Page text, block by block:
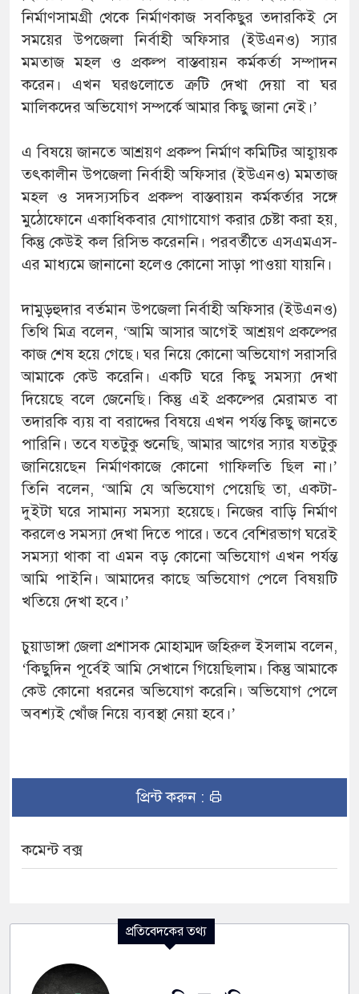
নির্মাণসামগ্রী থেকে নির্মাণকাজ সবকিছুর তদারকিই সে
সময়ের উপজেলা নির্বাহী অফিসার (ইউএনও) স্যার
মমতাজ মহল ও প্রকল্প বাস্তবায়ন কর্মকর্তা সম্পাদন
করেন। এখন ঘরগুলোতে ত্রুটি দেখা দেয়া বা ঘর
মালিকদের অভিযোগ সম্পর্কে আমার কিছু জানা নেই।’
এ বিষয়ে জানতে আশ্রয়ণ প্রকল্প নির্মাণ কমিটির আহ্বায়ক
তৎকালীন উপজেলা নির্বাহী অফিসার (ইউএনও) মমতাজ
মহল ও সদস্যসচিব প্রকল্প বাস্তবায়ন কর্মকর্তার সঙ্গে
মুঠোফোনে একাধিকবার যোগাযোগ করার চেষ্টা করা হয়,
কিন্তু কেউই কল রিসিভ করেননি। পরবর্তীতে এসএমএস-
এর মাধ্যমে জানানো হলেও কোনো সাড়া পাওয়া যায়নি।
দামুড়হুদার বর্তমান উপজেলা নির্বাহী অফিসার (ইউএনও)
তিথি মিত্র বলেন, ‘আমি আসার আগেই আশ্রয়ণ প্রকল্পের
কাজ শেষ হয়ে গেছে। ঘর নিয়ে কোনো অভিযোগ সরাসরি
আমাকে কেউ করেনি। একটি ঘরে কিছু সমস্যা দেখা
দিয়েছে বলে জেনেছি। কিন্তু এই প্রকল্পের মেরামত বা
তদারকি ব্যয় বা বরাদ্দের বিষয়ে এখন পর্যন্ত কিছু জানতে
পারিনি। তবে যতটুকু শুনেছি, আমার আগের স্যার যতটুকু
জানিয়েছেন নির্মাণকাজে কোনো গাফিলতি ছিল না।’
তিনি বলেন, ‘আমি যে অভিযোগ পেয়েছি তা, একটা-
দুইটা ঘরে সামান্য সমস্যা হয়েছে। নিজের বাড়ি নির্মাণ
করলেও সমস্যা দেখা দিতে পারে। তবে বেশিরভাগ ঘরেই
সমস্যা থাকা বা এমন বড় কোনো অভিযোগ এখন পর্যন্ত
আমি পাইনি। আমাদের কাছে অভিযোগ পেলে বিষয়টি
খতিয়ে দেখা হবে।’
চুয়াডাঙ্গা জেলা প্রশাসক মোহাম্মদ জহিরুল ইসলাম বলেন,
‘কিছুদিন পূর্বেই আমি সেখানে গিয়েছিলাম। কিন্তু আমাকে
কেউ কোনো ধরনের অভিযোগ করেনি। অভিযোগ পেলে
অবশ্যই খোঁজ নিয়ে ব্যবস্থা নেয়া হবে।’
প্রিন্ট করুন :
কমেন্ট বক্স
প্রতিবেদকের তথ্য